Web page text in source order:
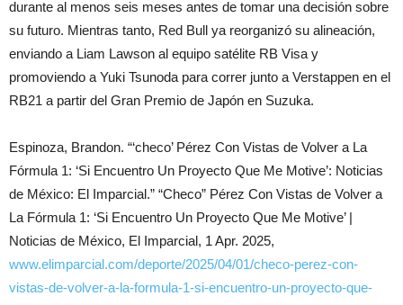
durante al menos seis meses antes de tomar una decisión sobre
su futuro. Mientras tanto, Red Bull ya reorganizó su alineación,
enviando a Liam Lawson al equipo satélite RB Visa y
promoviendo a Yuki Tsunoda para correr junto a Verstappen en el
RB21 a partir del Gran Premio de Japón en Suzuka.
Espinoza, Brandon. “‘checo’ Pérez Con Vistas de Volver a La
Fórmula 1: ‘Si Encuentro Un Proyecto Que Me Motive’: Noticias
de México: El Imparcial.” “Checo” Pérez Con Vistas de Volver a
La Fórmula 1: ‘Si Encuentro Un Proyecto Que Me Motive’ |
Noticias de México, El Imparcial, 1 Apr. 2025,
www.elimparcial.com/deporte/2025/04/01/checo-perez-con-
vistas-de-volver-a-la-formula-1-si-encuentro-un-proyecto-que-